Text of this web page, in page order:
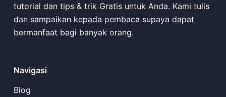
tutorial dan tips & trik Gratis untuk Anda. Kami tulis
dan sampaikan kepada pembaca supaya dapat
bermanfaat bagi banyak orang.
Navigasi
Blog